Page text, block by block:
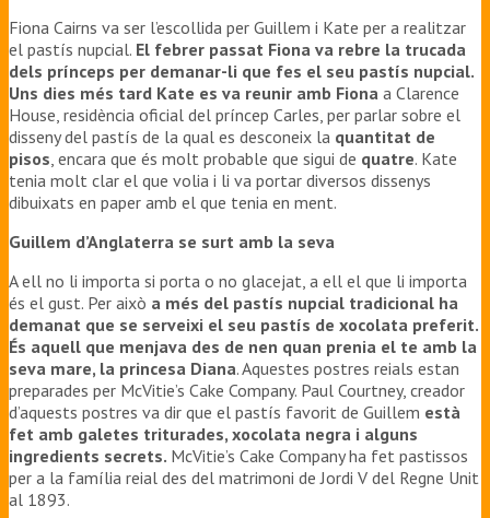
Fiona Cairns va ser l’escollida per Guillem i Kate per a realitzar
el pastís nupcial. El febrer passat Fiona va rebre la trucada
dels prínceps per demanar-li que fes el seu pastís nupcial.
Uns dies més tard Kate es va reunir amb Fiona a Clarence
House, residència oficial del príncep Carles, per parlar sobre el
disseny del pastís de la qual es desconeix la quantitat de
pisos , encara que és molt probable que sigui de quatre. Kate
tenia molt clar el que volia i li va portar diversos dissenys
dibuixats en paper amb el que tenia en ment.
Guillem d’Anglaterra se surt amb la seva
A ell no li importa si porta o no glacejat, a ell el que li importa
és el gust. Per això a més del pastís nupcial tradicional ha
demanat que se serveixi el seu pastís de xocolata preferit.
És aquell que menjava des de nen quan prenia el te amb la
seva mare, la princesa Diana. Aquestes postres reials estan
preparades per McVitie’s Cake Company. Paul Courtney, creador
d’aquests postres va dir que el pastís favorit de Guillem està
fet amb galetes triturades, xocolata negra i alguns
ingredients secrets. McVitie’s Cake Company ha fet pastissos
per a la família reial des del matrimoni de Jordi V del Regne Unit
al 1893.